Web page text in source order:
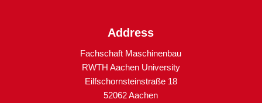
Address
Fachschaft Maschinenbau
RWTH Aachen University
Eilfschornsteinstraße 18
52062 Aachen